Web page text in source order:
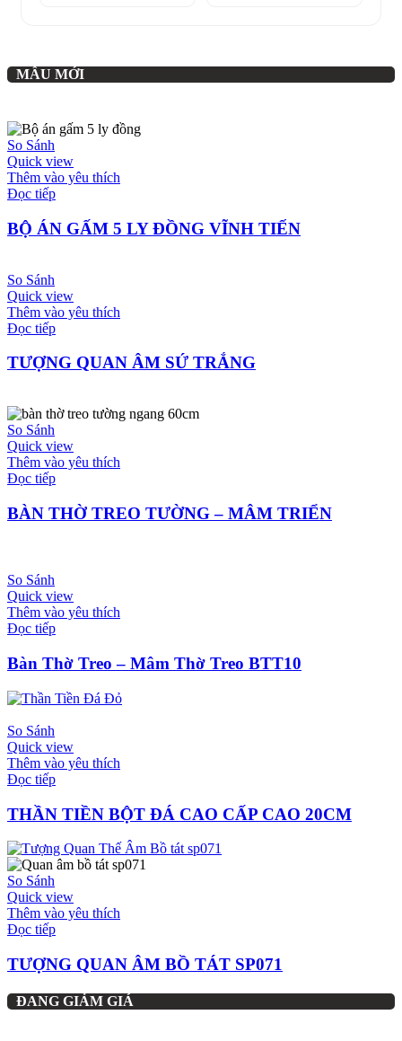
MẪU MỚI
So Sánh
Quick view
Thêm vào yêu thích
Đọc tiếp
BỘ ÁN GẤM 5 LY ĐỒNG VĨNH TIẾN
So Sánh
Quick view
Thêm vào yêu thích
Đọc tiếp
TƯỢNG QUAN ÂM SỨ TRẮNG
So Sánh
Quick view
Thêm vào yêu thích
Đọc tiếp
BÀN THỜ TREO TƯỜNG – MÂM TRIỂN
So Sánh
Quick view
Thêm vào yêu thích
Đọc tiếp
Bàn Thờ Treo – Mâm Thờ Treo BTT10
So Sánh
Quick view
Thêm vào yêu thích
Đọc tiếp
THẦN TIỀN BỘT ĐÁ CAO CẤP CAO 20CM
So Sánh
Quick view
Thêm vào yêu thích
Đọc tiếp
TƯỢNG QUAN ÂM BỒ TÁT SP071
ĐANG GIẢM GIÁ